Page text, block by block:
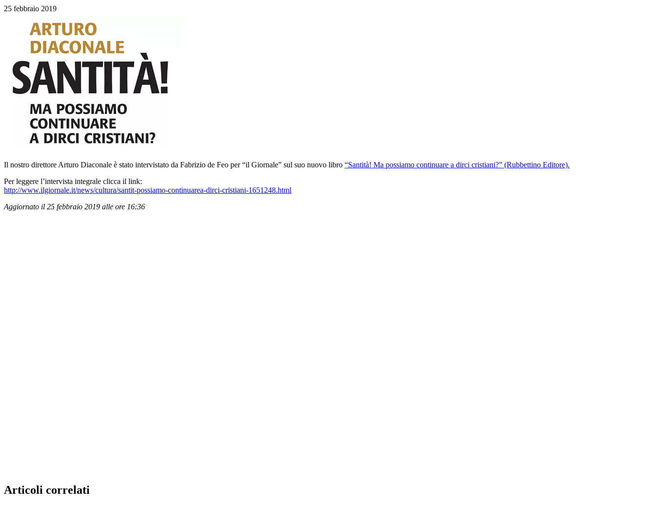
25 febbraio 2019
Il nostro direttore Arturo Diaconale è stato intervistato da Fabrizio de Feo per “il Giornale” sul suo nuovo libro “Santità! Ma possiamo continuare a dirci cristiani?” (Rubbettino Editore).
Per leggere l’intervista integrale clicca il link:
http://www.ilgiornale.it/news/cultura/santit-possiamo-continuarea-dirci-cristiani-1651248.html
Aggiornato il 25 febbraio 2019 alle ore 16:36
Articoli correlati